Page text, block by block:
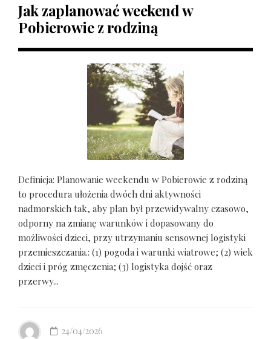
Jak zaplanować weekend w
Pobierowie z rodziną
Definicja: Planowanie weekendu w Pobierowie z rodziną
to procedura ułożenia dwóch dni aktywności
nadmorskich tak, aby plan był przewidywalny czasowo,
odporny na zmianę warunków i dopasowany do
możliwości dzieci, przy utrzymaniu sensownej logistyki
przemieszczania.: (1) pogoda i warunki wiatrowe; (2) wiek
dzieci i próg zmęczenia; (3) logistyka dojść oraz
przerwy...
24/04/2026